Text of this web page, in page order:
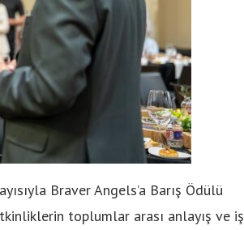
Braver Angels’a Barış Ödülü
toplumlar arası anlayış ve iş